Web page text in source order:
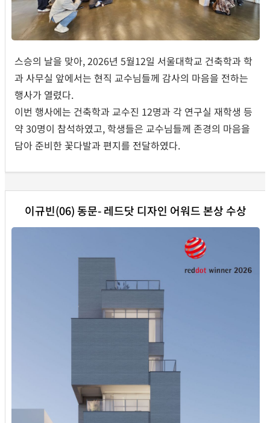
스승의 날을 맞아, 2026년 5월12일 서울대학교 건축학과 학
과 사무실 앞에서는 현직 교수님들께 감사의 마음을 전하는
행사가 열렸다.
이번 행사에는 건축학과 교수진 12명과 각 연구실 재학생 등
약 30명이 참석하였고, 학생들은 교수님들께 존경의 마음을
담아 준비한 꽃다발과 편지를 전달하였다.
이규빈(06) 동문- 레드닷 디자인 어워드 본상 수상